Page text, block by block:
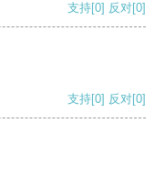
支持[0] 反对[0]
支持[0] 反对[0]